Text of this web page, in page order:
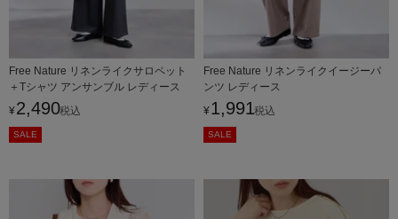
Free Nature リネンライクサロペット
＋Tシャツ アンサンブル レディース
¥ 2,490税込
SALE
Free Nature リネンライクイージーパ
ンツ レディース
¥ 1,991税込
SALE